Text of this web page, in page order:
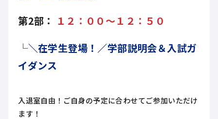
第2部： １２：００～１２：５０
└＼在学生登場！／学部説明会＆入試ガ
イダンス
入退室自由！ご自身の予定に合わせてご参加いただけ
ます！